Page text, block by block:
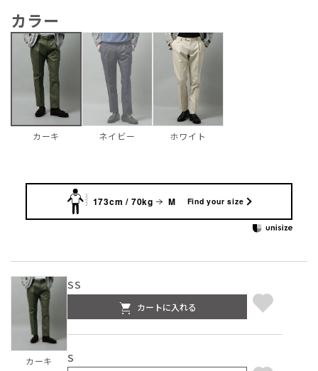
カラー
カーキ ネイビー ホワイト
173cm / 70kg M Find your size
カーキ
SS
カートに入れる
S